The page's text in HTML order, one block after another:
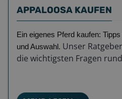
APPALOOSA KAUFEN
Ein eigenes Pferd kaufen:
und Auswahl. Unser
die wichtigsten Fragen